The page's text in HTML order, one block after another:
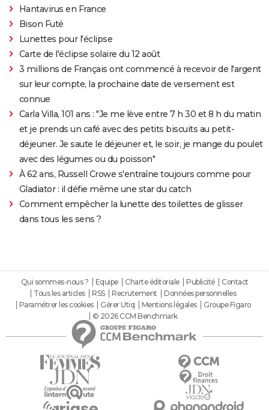
Hantavirus en France
Bison Futé
Lunettes pour l'éclipse
Carte de l'éclipse solaire du 12 août
3 millions de Français ont commencé à recevoir de l'argent
sur leur compte, la prochaine date de versement est
connue
Carla Villa, 101 ans : "Je me lève entre 7 h 30 et 8 h du matin
et je prends un café avec des petits biscuits au petit-
déjeuner. Je saute le déjeuner et, le soir, je mange du poulet
avec des légumes ou du poisson"
À 62 ans, Russell Crowe s'entraîne toujours comme pour
Gladiator : il défie même une star du catch
Comment empêcher la lunette des toilettes de glisser
dans tous les sens ?
Qui sommes-nous ? Equipe Charte éditoriale Publicité
Contact
Tous les articles
RSS Recrutement
Données personnelles
Paramétrer les cookies
Gérer Utiq Mentions légales
Groupe Figaro
© 2026 CCM Benchmark